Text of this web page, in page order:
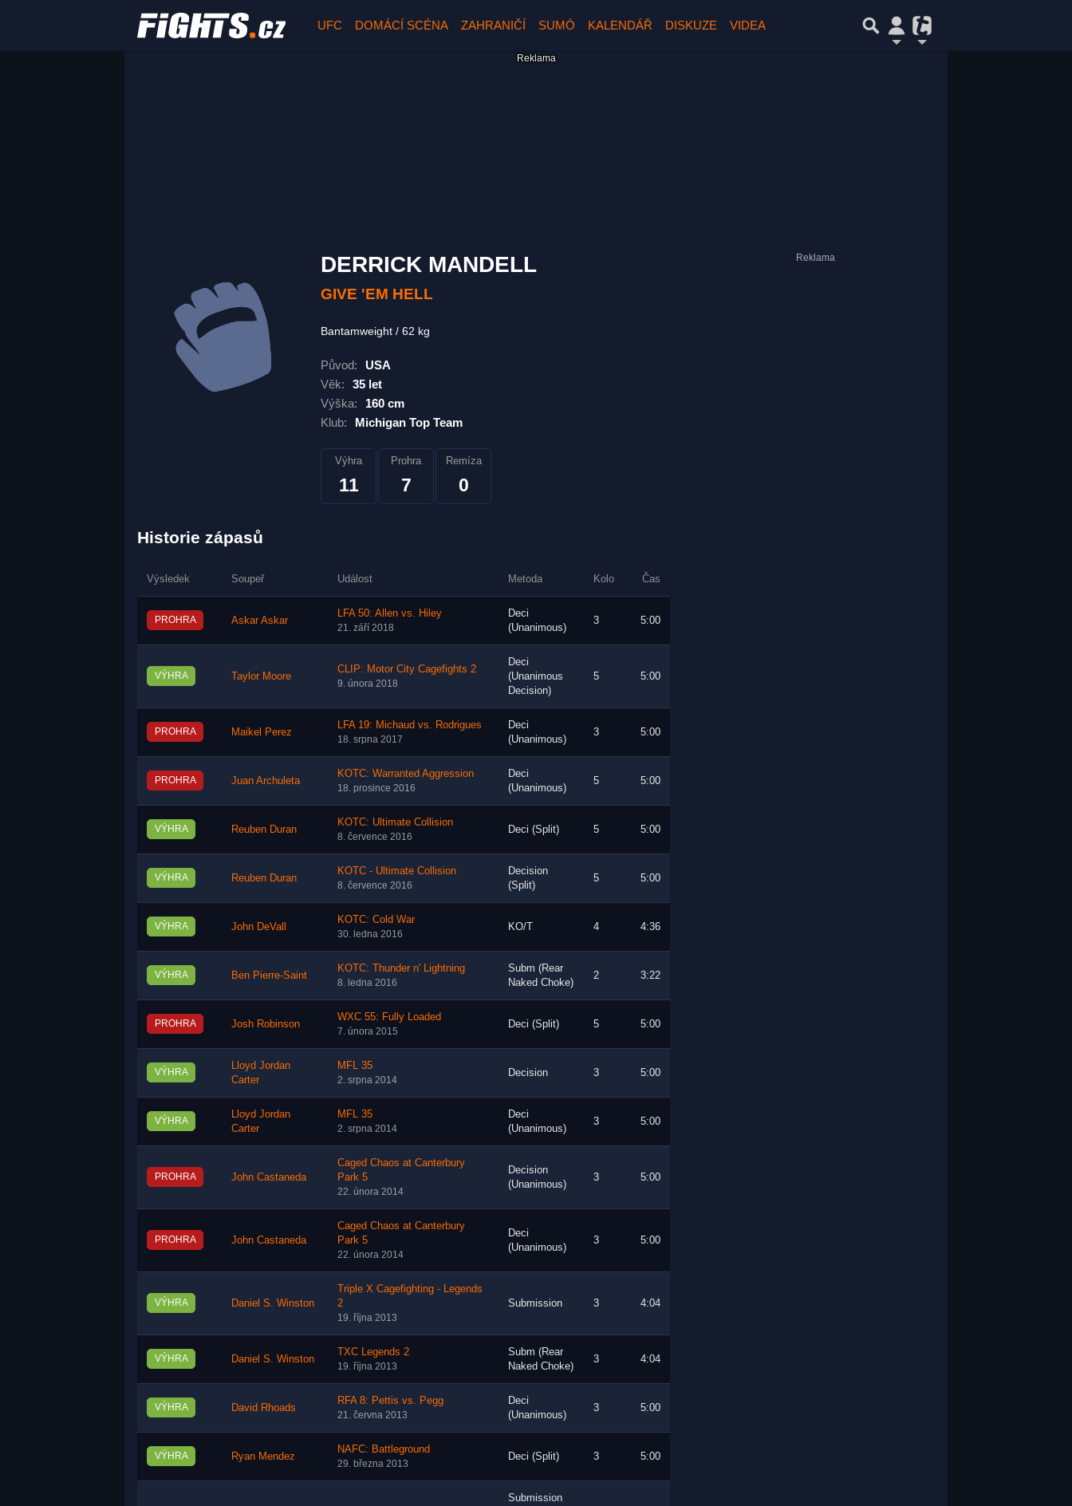
UFC DOMÁCÍ SCÉNA ZAHRANIČÍ SUMÓ KALENDÁŘ DISKUZE VIDEA
DERRICK MANDELL
GIVE 'EM HELL
Bantamweight 62 kg
Původ:
USA
Věk:
35 let
Výška:
160 cm
Klub:
Michigan Top Team
Výhra
11
Prohra
7
Remíza
0
Historie zápasů
Výsledek Soupeř Událost Metoda Kolo Čas
PROHRA Askar Askar
LFA 50: Allen vs. Hiley
21. září 2018
Deci
(Unanimous)
3 5:00
VÝHRA Taylor Moore
CLIP: Motor City Cagefights 2
9. února 2018
Deci
(Unanimous
Decision)
5 5:00
PROHRA Maikel Perez
LFA 19: Michaud vs. Rodrigues
18. srpna 2017
Deci
(Unanimous)
3 5:00
PROHRA Juan Archuleta
KOTC: Warranted Aggression
18. prosince 2016
Deci
(Unanimous)
5 5:00
VÝHRA Reuben Duran
KOTC: Ultimate Collision
8. července 2016
Deci (Split) 5 5:00
VÝHRA Reuben Duran
KOTC - Ultimate Collision
8. července 2016
Decision
(Split)
5 5:00
VÝHRA John DeVall
KOTC: Cold War
30. ledna 2016
KO/T 4 4:36
VÝHRA Ben Pierre-Saint
KOTC: Thunder n' Lightning
8. ledna 2016
Subm (Rear
Naked Choke)
2 3:22
PROHRA Josh Robinson
WXC 55: Fully Loaded
7. února 2015
Deci (Split) 5 5:00
VÝHRA
Lloyd Jordan
Carter
MFL 35
2. srpna 2014
Decision 3 5:00
VÝHRA
Lloyd Jordan
Carter
MFL 35
2. srpna 2014
Deci
(Unanimous)
3 5:00
PROHRA John Castaneda
Caged Chaos at Canterbury
Park 5
22. února 2014
Decision
(Unanimous)
3 5:00
PROHRA John Castaneda
Caged Chaos at Canterbury
Park 5
22. února 2014
Deci
(Unanimous)
3 5:00
VÝHRA Daniel S. Winston
Triple X Cagefighting - Legends
2
19. října 2013
Submission 3 4:04
VÝHRA Daniel S. Winston
TXC Legends 2
19. října 2013
Subm (Rear
Naked Choke)
3 4:04
VÝHRA David Rhoads
RFA 8: Pettis vs. Pegg
21. června 2013
Deci
(Unanimous)
3 5:00
VÝHRA Ryan Mendez
NAFC: Battleground
29. března 2013
Deci (Split) 3 5:00
Submission